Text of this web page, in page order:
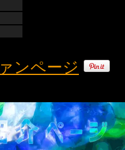
ンページ